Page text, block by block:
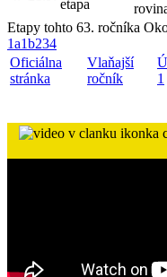
Etapy tohto 63. ročníka
1a1b234
Oficiálna
stránka
Vlaňajší
ročník
1